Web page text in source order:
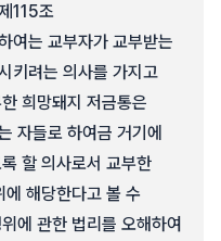
115조
여는 교부자가 교부받는
키려는 의사를 가지고
희망돼지 저금통은
자들로 하여금 거기에
할 의사로서 교부한
에 해당한다고 볼 수
에 관한 법리를 오해하여